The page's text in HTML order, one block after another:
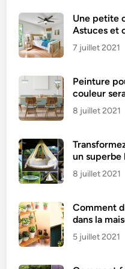
o
i
r
e
–
U
n
é
l
i
c
s
a
Une petite
Astuces et
7 juillet 2021
Peinture
couleur
8 juillet 2021
un superbe
8 juillet 2021
Comment
dans la
5 juillet 2021